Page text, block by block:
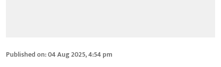
Published on:04 Aug 2025, 4:54 pm